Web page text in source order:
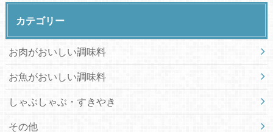
カテゴリー
お肉がおいしい調味料
お魚がおいしい調味料
しゃぶしゃぶ・すきやき
その他